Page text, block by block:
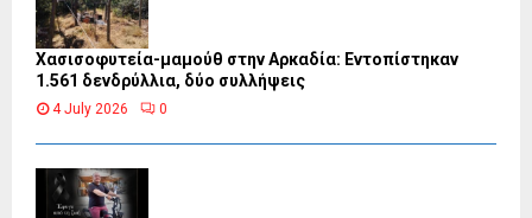
Χασισοφυτεία-μαμούθ στην Αρκαδία: Εντοπίστηκαν
1.561 δενδρύλλια, δύο συλλήψεις
4 July 2026 0